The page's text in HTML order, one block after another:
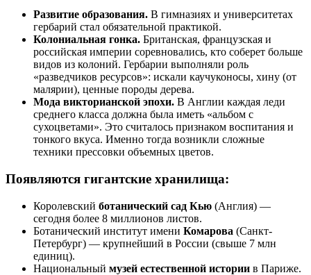
Развитие образования. В гимназиях и университетах
гербарий стал обязательной практикой.
Колониальная гонка. Британская, французская и
российская империи соревновались, кто соберет больше
видов из колоний. Гербарии выполняли роль
«разведчиков ресурсов»: искали каучуконосы, хину (от
малярии), ценные породы дерева.
Мода викторианской эпохи. В Англии каждая леди
среднего класса должна была иметь «альбом с
сухоцветами». Это считалось признаком воспитания и
тонкого вкуса. Именно тогда возникли сложные
техники прессовки объемных цветов.
Появляются гигантские хранилища:
Королевский ботанический сад Кью (Англия) —
сегодня более 8 миллионов листов.
Ботанический институт имени Комарова (Санкт-
Петербург) — крупнейший в России (свыше 7 млн
единиц).
Национальный музей естественной истории в Париже.